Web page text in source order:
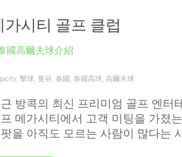
시티 골프 클럽
國高爾夫球介紹
, 擊球 曼谷 泰國 泰國高球 高爾夫球
방콕의 최신 프리미엄 골프 엔터
메가시티에서 고객 미팅을 가졌
을 아직도 모르는 사람이 많다는